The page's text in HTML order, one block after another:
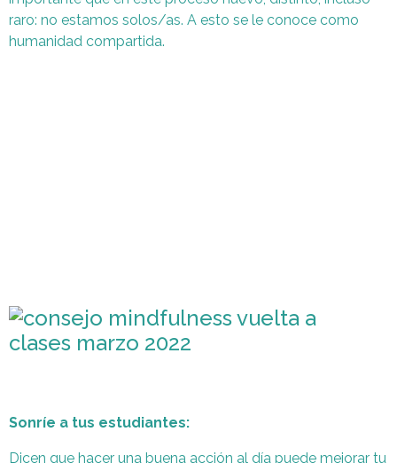
raro: no estamos solos/as. A esto se le conoce como
humanidad compartida.
Sonríe a tus estudiantes:
Dicen que hacer una buena acción al día puede mejorar tu